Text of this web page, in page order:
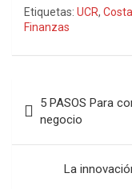
Etiquetas: UCR,
Finanzas
de
entradas
5 PASOS Para
negocio
La